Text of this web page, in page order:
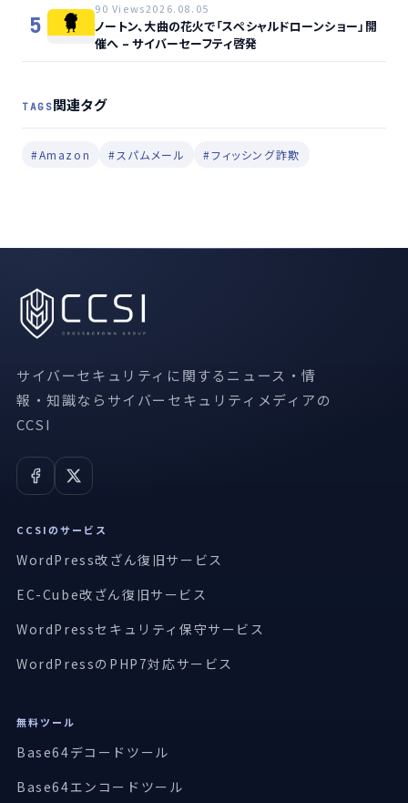
5
90 Views2026.08.05
ノートン、大曲の花火で「スペシャルドローンショー」開
催へ – サイバーセーフティ啓発
TAGS関連タグ
#Amazon #スパムメール #フィッシング詐欺
サイバーセキュリティに関するニュース・情
報・知識ならサイバーセキュリティメディアの
CCSI
CCSIのサービス
WordPress改ざん復旧サービス
EC-Cube改ざん復旧サービス
WordPressセキュリティ保守サービス
WordPressのPHP7対応サービス
無料ツール
Base64デコードツール
Base64エンコードツール